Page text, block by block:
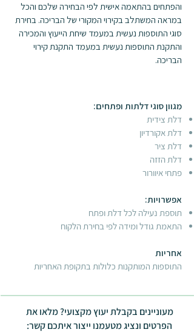
והפתחים בהתאמה אישית לפי הבחירה שלכם והכל
במראה המשתלב בקירוי המקורי של הבריכה. בחירת
סוגי התוספות נעשית במעמד שיחת הייעוץ והמכירה
והתקנת התוספות נעשית במעמד התקנת קירוי
הבריכה.
​מגוון סוגי דלתות ופתחים:
דלת צידית
דלת אקורדיון
דלת ציר
דלת הזזה
פתחי איוורור
אפשרויות:
תוספת נעילה לכל דלת ופתח
התאמת גודל ומידה לפי בחירת הלקוח
אחריות
התוספות המותקנות כלולות בתקופת האחריות
מעוניינים בקבלת יעוץ מקצועי? מלאו את
הפרטים ונציג מטעמנו ייצור איתכם קשר: